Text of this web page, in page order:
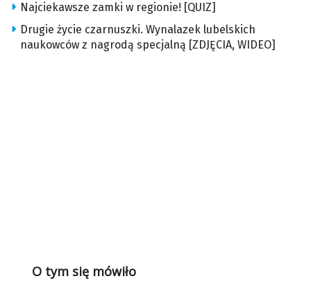
Najciekawsze zamki w regionie! [QUIZ]
Drugie życie czarnuszki. Wynalazek lubelskich
naukowców z nagrodą specjalną [ZDJĘCIA, WIDEO]
O tym się mówiło